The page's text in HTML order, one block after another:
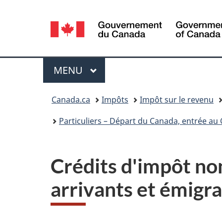
Sélection
de
la
langue
Menu
MENU PRINCIPAL
Canada.ca Impôts Impôt sur le revenu
Particuliers – Départ du Canada, entrée
Crédits d'impôt
arrivants et